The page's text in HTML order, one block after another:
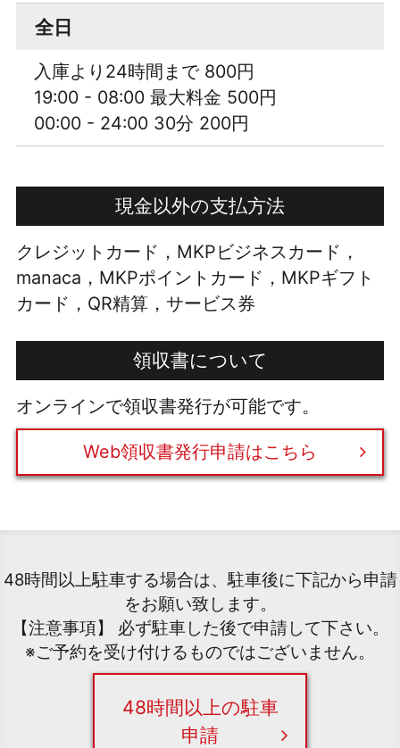
全日
入庫より24時間まで 800円
19:00 - 08:00 最大料金 500円
00:00 - 24:00 30分 200円
現金以外の支払方法
クレジットカード，MKPビジネスカード，
manaca，MKPポイントカード，MKPギフト
カード，QR精算，サービス券
領収書について
オンラインで領収書発行が可能です。
Web領収書発行申請はこちら
48時間以上駐車する場合は、駐車後に下記から申請
をお願い致します。
【注意事項】 必ず駐車した後で申請して下さい。
※ご予約を受け付けるものではございません。
48時間以上の駐車
申請